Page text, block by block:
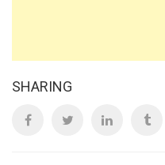
SHARING